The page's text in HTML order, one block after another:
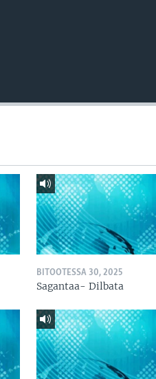
BITOOTESSA 30, 2025
Sagantaa- Dilbata